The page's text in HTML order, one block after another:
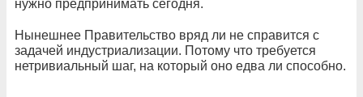
нужно предпринимать сегодня.
Нынешнее Правительство вряд ли не справится с
задачей индустриализации. Потому что требуется
нетривиальный шаг, на который оно едва ли способно.